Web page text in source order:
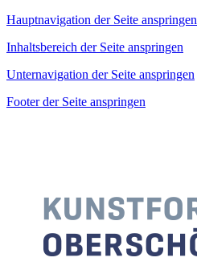
Hauptnavigation der Seite anspringen
Inhaltsbereich der Seite anspringen
Unternavigation der Seite anspringen
Footer der Seite anspringen